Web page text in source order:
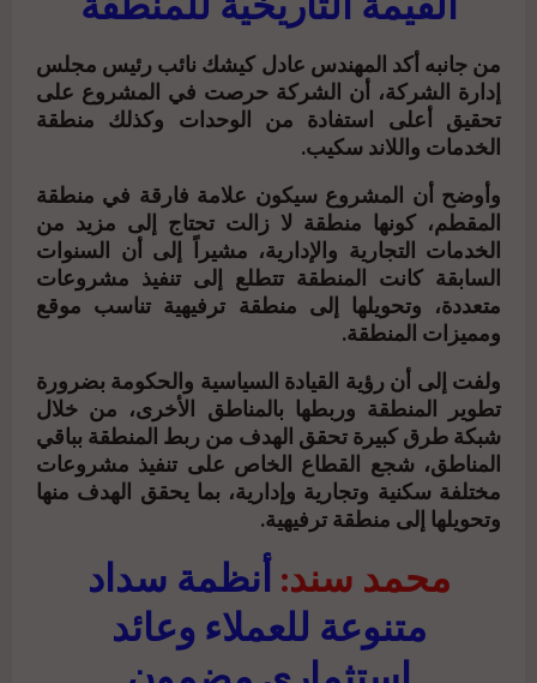
من جانبه أكد المهندس عادل كيشك نائب رئيس مجلس
إدارة الشركة، أن الشركة حرصت في المشروع على
تحقيق أعلى استفادة من الوحدات وكذلك منطقة
الخدمات واللاند سكيب.
وأوضح أن المشروع سيكون علامة فارقة في منطقة
المقطم، كونها منطقة لا زالت تحتاج إلى مزيد من
الخدمات التجارية والإدارية، مشيراً إلى أن السنوات
السابقة كانت المنطقة تتطلع إلى تنفيذ مشروعات
متعددة، وتحويلها إلى منطقة ترفيهية تناسب موقع
ومميزات المنطقة.
ولفت إلى أن رؤية القيادة السياسية والحكومة بضرورة
تطوير المنطقة وربطها بالمناطق الأخرى، من خلال
شبكة طرق كبيرة تحقق الهدف من ربط المنطقة بباقي
المناطق، شجع القطاع الخاص على تنفيذ مشروعات
مختلفة سكنية وتجارية وإدارية، بما يحقق الهدف منها
وتحويلها إلى منطقة ترفيهية.
محمد سند:أنظمة سداد
متنوعة للعملاء وعائد